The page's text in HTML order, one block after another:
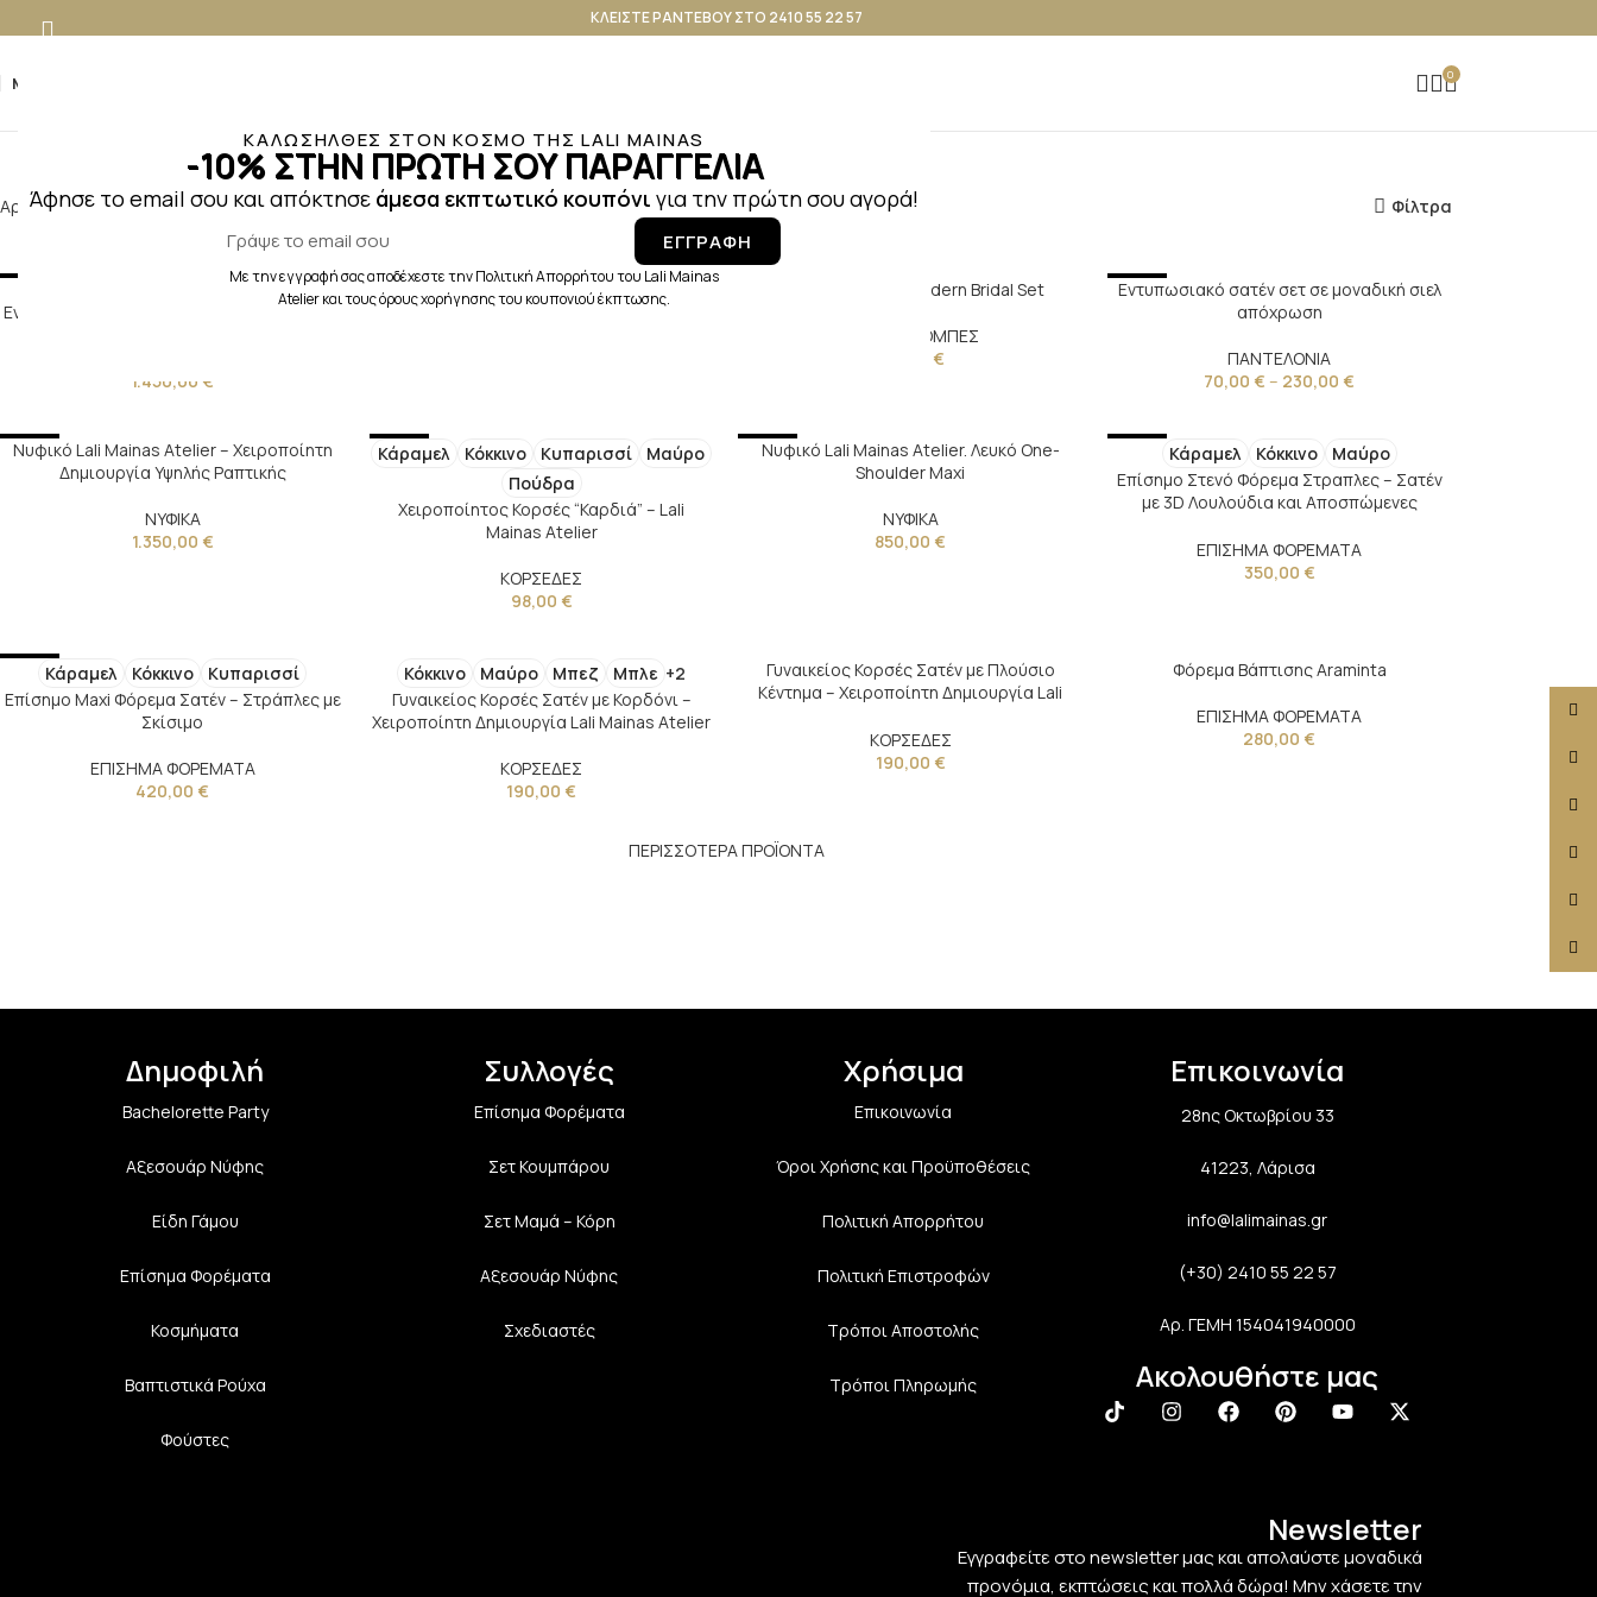
ΚΑΛΩΣΗΛΘΕΣ ΣΤΟΝ ΚΟΣΜΟ ΤΗΣ LALI MAINAS
-10% ΣΤΗΝ ΠΡΩΤΗ ΣΟΥ ΠΑΡΑΓΓΕΛΙΑ
Άφησε το email σου και απόκτησε άμεσα εκπτωτικό κουπόνι για την πρώτη σου αγορά!
ΕΓΓΡΑΦΗ
Με την εγγραφή σας αποδέχεστε την Πολιτική Απορρήτου του Lali Mainas
Atelier και τους όρους χορήγησης του κουπονιού έκπτωσης.
ΚΛΕΙΣΤΕ ΡΑΝΤΕΒΟΥ ΣΤΟ 2410 55 22 57
MENU 0
M
Αρχική σελίδα Προϊόν Μέγεθος M Φίλτρα
Νυφικό Σατέν με Ανοιχτή Πλάτη &
Εντυπωσιακό Ντεκολτέ – Lali Mainas Atelier
1.450,00 €
NEW Σατέν Φόρεμα με Φτερά Νυφική Ρόμπα – Modern Bridal Set
ΝΥΦΙΚΕΣ ΡΟΜΠΕΣ
€
NEW
Εντυπωσιακό σατέν σετ σε μοναδική σιελ
απόχρωση
ΠΑΝΤΕΛΟΝΙΑ
70,00 € – 230,00 €
NEW
Νυφικό Lali Mainas Atelier – Χειροποίητη
Δημιουργία Υψηλής Ραπτικής
ΝΥΦΙΚΑ
1.350,00 €
NEW
Κάραμελ Κόκκινο Κυπαρισσί
Μαύρο
Πούδρα
Χειροποίητος Κορσές “Καρδιά” – Lali
Mainas Atelier
ΚΟΡΣΕΔΕΣ
98,00 €
NEW
Νυφικό Lali Mainas Atelier. Λευκό One-
Shoulder Maxi
ΝΥΦΙΚΑ
850,00 €
Κάραμελ Κόκκινο
Μαύρο
Επίσημο Στενό Φόρεμα Στραπλες – Σατέν
με 3D Λουλούδια και Αποσπώμενες
ΕΠΙΣΗΜΑ ΦΟΡΕΜΑΤΑ
350,00 €
Κάραμελ Κόκκινο
Κυπαρισσί
Επίσημο Maxi Φόρεμα Σατέν – Στράπλες με
Σκίσιμο
ΕΠΙΣΗΜΑ ΦΟΡΕΜΑΤΑ
420,00 €
Κόκκινο Μαύρο Μπεζ Μπλε +2
Γυναικείος Κορσές Σατέν με Κορδόνι –
Χειροποίητη Δημιουργία Lali Mainas Atelier
ΚΟΡΣΕΔΕΣ
190,00 €
Γυναικείος Κορσές Σατέν με Πλούσιο
Κέντημα – Χειροποίητη Δημιουργία Lali
ΚΟΡΣΕΔΕΣ
190,00 €
Φόρεμα Βάπτισης Araminta
ΕΠΙΣΗΜΑ ΦΟΡΕΜΑΤΑ
280,00 €
ΠΕΡΙΣΣΟΤΕΡΑ ΠΡΟΪΟΝΤΑ
Δημοφιλή
Bachelorette Party
Αξεσουάρ Νύφης
Είδη Γάμου
Επίσημα Φορέματα
Κοσμήματα
Βαπτιστικά Ρούχα
Φούστες
Συλλογές
Επίσημα Φορέματα
Σετ Κουμπάρου
Σετ Μαμά – Κόρη
Αξεσουάρ Νύφης
Σχεδιαστές
Χρήσιμα
Επικοινωνία
Όροι Χρήσης και Προϋποθέσεις
Πολιτική Aπορρήτου
Πολιτική Επιστροφών
Τρόποι Αποστολής
Τρόποι Πληρωμής
Επικοινωνία
28ης Οκτωβρίου 33
41223, Λάρισα
info@lalimainas.gr
(+30) 2410 55 22 57
Αρ. ΓΕΜΗ 154041940000
Ακολουθήστε μας
Newsletter
Εγγραφείτε στο newsletter μας και απολαύστε μοναδικά
προνόμια, εκπτώσεις και πολλά δώρα! Μην χάσετε την